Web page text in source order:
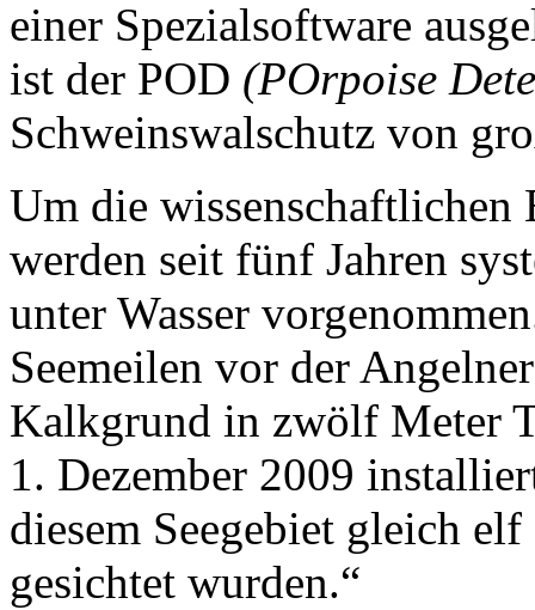
einer Spezialsoftware
ist der POD (POrpoise
Schweinswalschutz von
Um die wissenschaftlichen
werden seit fünf Jahren
unter Wasser
Seemeilen vor der
Kalkgrund in zwölf Meter
1. Dezember 2009
diesem Seegebiet gleich
gesichtet wurden.“